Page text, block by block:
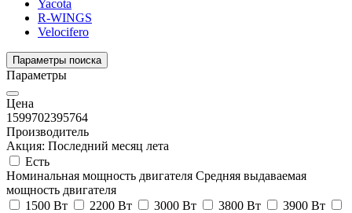
Yacota
R-WINGS
Velocifero
Параметры поиска
Параметры
Цена
1599702395764
Производитель
Акция: Последний месяц лета
Есть
Номинальная мощность двигателя Средняя выдаваемая
мощность двигателя
1500 Вт
2200 Вт 3000 Вт 3800 Вт
3900 Вт